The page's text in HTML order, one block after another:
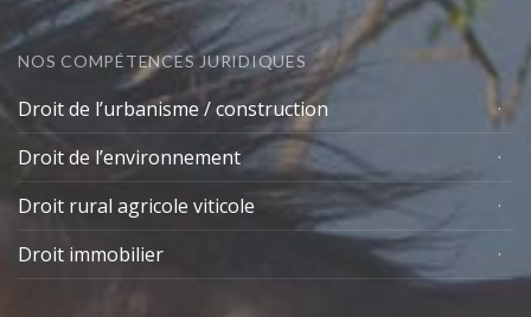
NOS COMPÉTENCES JURIDIQUES
Droit de l’urbanisme / construction
Droit de l’environnement
Droit rural agricole viticole
Droit immobilier